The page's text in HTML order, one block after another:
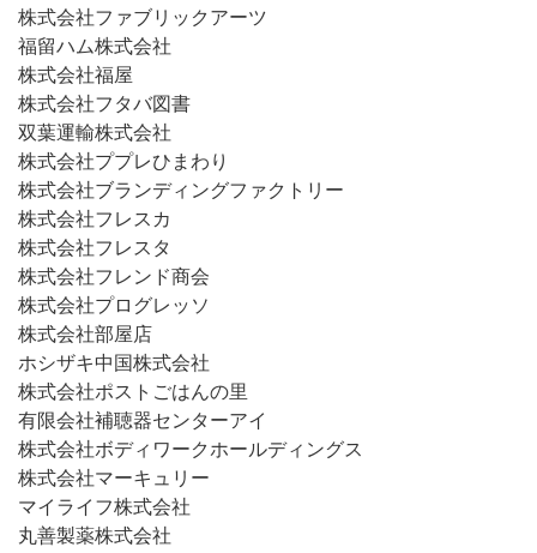
株式会社ファブリックアーツ
福留ハム株式会社
株式会社福屋
株式会社フタバ図書
双葉運輸株式会社
株式会社ププレひまわり
株式会社ブランディングファクトリー
株式会社フレスカ
株式会社フレスタ
株式会社フレンド商会
株式会社プログレッソ
株式会社部屋店
ホシザキ中国株式会社
株式会社ポストごはんの里
有限会社補聴器センターアイ
株式会社ボディワークホールディングス
株式会社マーキュリー
マイライフ株式会社
丸善製薬株式会社